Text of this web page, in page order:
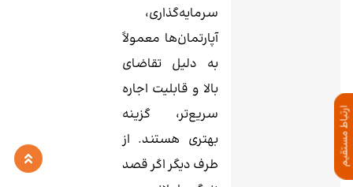
سرمایه‌گذاری،
آپارتمان‌ها معمولاً
به دلیل تقاضای
بالا و قابلیت اجاره
سریع‌تر، گزینه
بهتری هستند. از
طرف دیگر اگر قصد
ارتباط مستقیم